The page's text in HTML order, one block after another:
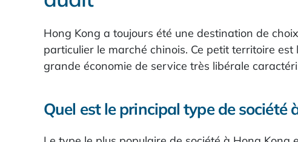
Hong Kong a toujours été une destination de
particulier le marché chinois. Ce petit territoire
grande économie de service très libérale
Quel est le principal type de société